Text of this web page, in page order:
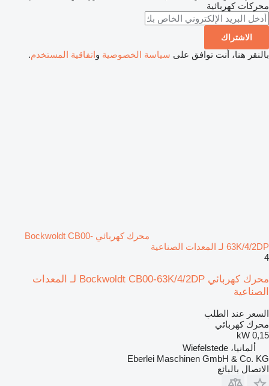
محركات كهربائية
الاشتراك
بالنقر هنا، أنت توافق على سياسة الخصوصية واتفاقية المستخدم.
محرك كهربائي Bockwoldt CB00-
63K/4/2DP لـ المعدات الصناعية
4
محرك كهربائي Bockwoldt CB00-63K/4/2DP لـ المعدات
الصناعية
السعر عند الطلب
محرك كهربائي
0,15 kW
ألمانيا، Wiefelstede
Eberlei Maschinen GmbH & Co. KG
الاتصال بالبائع